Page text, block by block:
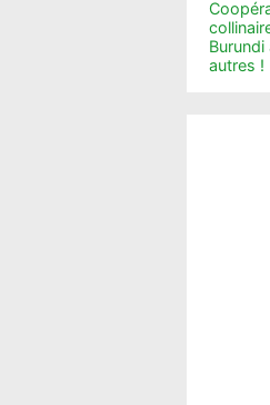
autres !